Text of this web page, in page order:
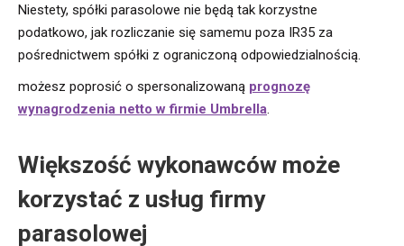
Niestety, spółki parasolowe nie będą tak korzystne
podatkowo, jak rozliczanie się samemu poza IR35 za
pośrednictwem spółki z ograniczoną odpowiedzialnością.
możesz poprosić o spersonalizowaną prognozę
wynagrodzenia netto w firmie Umbrella.
Większość wykonawców może
korzystać z usług firmy
parasolowej